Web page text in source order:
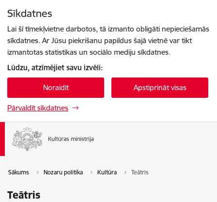
Sīkdatnes
Lai šī tīmekļvietne darbotos, tā izmanto obligāti nepieciešamās
sīkdatnes. Ar Jūsu piekrišanu papildus šajā vietnē var tikt
izmantotas statistikas un sociālo mediju sīkdatnes.
Lūdzu, atzīmējiet savu izvēli:
Noraidīt Apstiprināt visas
Pārvaldīt sīkdatnes
Sākums Nozaru politika Kultūra Teātris
Teātris